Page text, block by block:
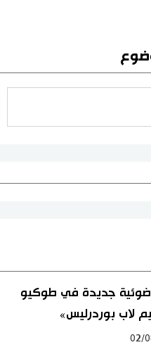
ضوئية جديدة في طوكيو
لاب بوردرليس»
02/